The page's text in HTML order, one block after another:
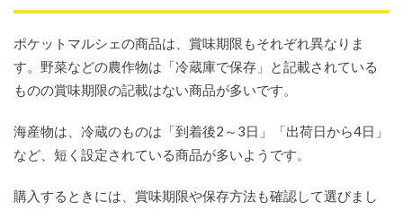
ポケットマルシェの商品は、賞味期限もそれぞれ異なりま
す。野菜などの農作物は「冷蔵庫で保存」と記載されている
ものの賞味期限の記載はない商品が多いです。
海産物は、冷蔵のものは「到着後2～3日」「出荷日から4日」
など、短く設定されている商品が多いようです。
購入するときには、賞味期限や保存方法も確認して選びまし